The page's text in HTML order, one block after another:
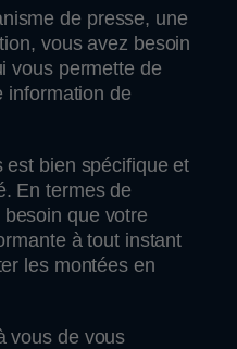
de presse, une
vous avez besoin
vous permette de
information de
est bien spécifique et
En termes de
que votre
à tout instant
les montées en
vous de vous